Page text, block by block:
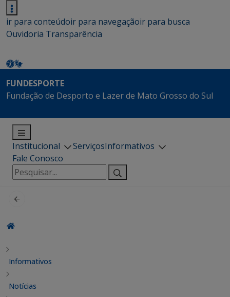
ir para conteúdoir para navegaçãoir para busca
Ouvidoria Transparência
FUNDESPORTE
Fundação de Desporto e Lazer de Mato Grosso do Sul
Institucional ServiçosInformativos
Fale Conosco
Pesquisar
por:
Informativos
Notícias